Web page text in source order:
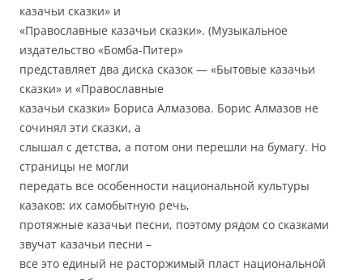
казачьи сказки» и
«Православные казачьи сказки». (Музыкальное
издательство «Бомба-Питер»
представляет два диска сказок — «Бытовые казачьи
сказки» и «Православные
казачьи сказки» Бориса Алмазова. Борис Алмазов не
сочинял эти сказки, а
слышал с детства, а потом они перешли на бумагу. Но
страницы не могли
передать все особенности национальной культуры
казаков: их самобытную речь,
протяжные казачьи песни, поэтому рядом со сказками
звучат казачьи песни –
все это единый не расторжимый пласт национальной